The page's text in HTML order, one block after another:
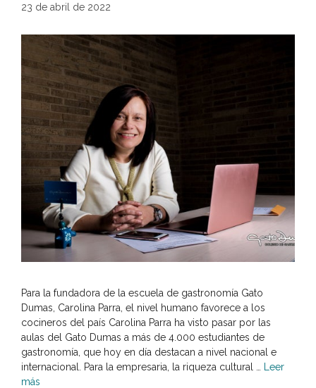
23 de abril de 2022
Para la fundadora de la escuela de gastronomía Gato
Dumas, Carolina Parra, el nivel humano favorece a los
cocineros del país Carolina Parra ha visto pasar por las
aulas del Gato Dumas a más de 4.000 estudiantes de
gastronomía, que hoy en día destacan a nivel nacional e
internacional. Para la empresaria, la riqueza cultural …
Leer
más